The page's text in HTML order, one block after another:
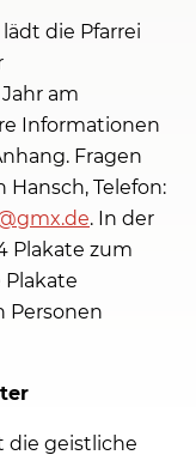
die Pfarrei
am
Informationen
Fragen
Telefon:
. In der
Plakate zum
Plakate
Personen
die geistliche